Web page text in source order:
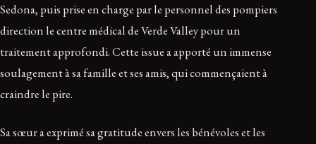
Sedona, puis prise en charge par le personnel des pompiers
direction le centre médical de Verde Valley pour un
traitement approfondi. Cette issue a apporté un immense
soulagement à sa famille et ses amis, qui commençaient à
craindre le pire.
Sa sœur a exprimé sa gratitude envers les bénévoles et les